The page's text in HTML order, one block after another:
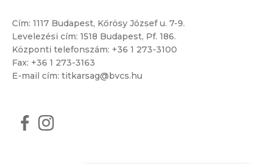
Cím: 1117 Budapest, Kőrösy József u. 7-9.
Levelezési cím: 1518 Budapest, Pf. 186.
Központi telefonszám: +36 1 273-3100
Fax: +36 1 273-3163
E-mail cím: titkarsag@bvcs.hu